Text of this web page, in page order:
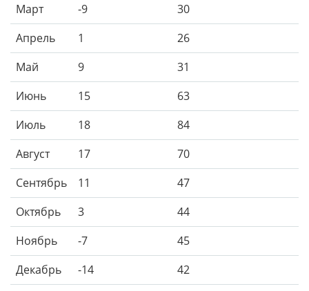
Март
-9
30
Апрель
1
26
Май
9
31
Июнь
15
63
Июль
18
84
Август
17
70
Сентябрь
11
47
Октябрь
3
44
Ноябрь
-7
45
Декабрь
-14 42